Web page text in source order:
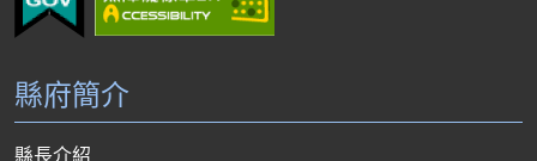
縣府簡介
縣長介紹